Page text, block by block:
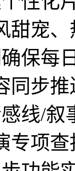
甜宠
保每
同步推
线/
专项查